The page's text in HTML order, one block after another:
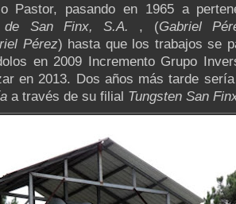
Pastor, pasando en 1965 a
de San Finx, S.A. , (Gabriel
Pérez) hasta que los trabajos se
en 2009 Incremento Grupo
en 2013. Dos años más tarde
a través de su filial Tungsten San